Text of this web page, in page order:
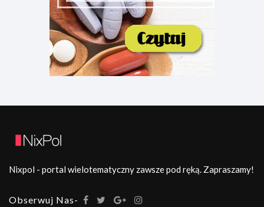
Nixpol - portal wielotematyczny zawsze pod ręką. Zapraszamy!
Obserwuj Nas-